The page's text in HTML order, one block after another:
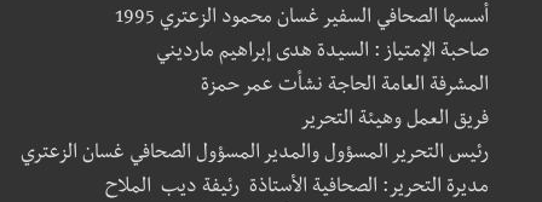
أسسها الصحافي السفير غسان محمود الزعتري 1995
صاحبة الإمتياز : السيدة هدى إبراهيم مارديني
المشرفة العامة الحاجة نشأت عمر حمزة
فريق العمل وهيئة التحرير
رئيس التحرير المسؤول والمدير المسؤول الصحافي غسان الزعتري
مديرة التحرير: الصحافية الأستاذة رئيفة ديب الملاح